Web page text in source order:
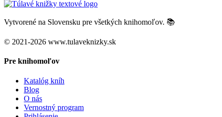
Vytvorené na Slovensku pre všetkých knihomoľov. 📚
© 2021-2026 www.tulaveknizky.sk
Pre knihomoľov
Katalóg kníh
Blog
O nás
Vernostný program